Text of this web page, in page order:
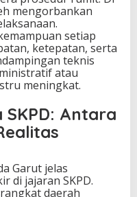
mengorbankan
setiap
ketepatan, serta
teknis
atau
meningkat.
Antara
Garut jelas
di jajaran SKPD.
daerah